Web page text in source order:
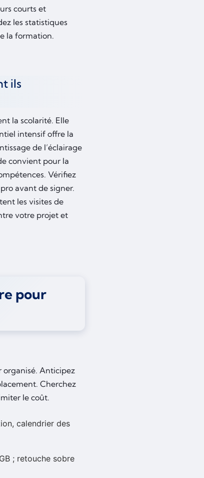
courts et
les statistiques
la formation.
ils
la scolarité. Elle
intensif offre la
de l’éclairage
convient pour la
Vérifiez
avant de signer.
les visites de
votre projet et
pour
organisé. Anticipez
Cherchez
le coût.
calendrier des
; retouche sobre